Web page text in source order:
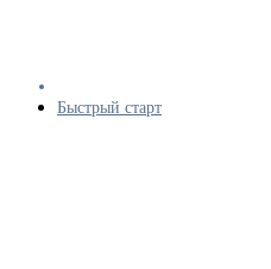
Быстрый старт